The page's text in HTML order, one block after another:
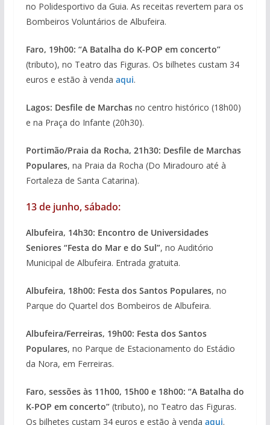
no Polidesportivo da Guia. As receitas revertem para os
Bombeiros Voluntários de Albufeira.
Faro, 19h00: “A Batalha do K-POP em concerto”
(tributo), no Teatro das Figuras. Os bilhetes custam 34
euros e estão à venda aqui.
Lagos: Desfile de Marchasno centro histórico (18h00)
e na Praça do Infante (20h30).
Portimão/Praia da Rocha, 21h30: Desfile de Marchas
Populares, na Praia da Rocha (Do Miradouro até à
Fortaleza de Santa Catarina).
13 de junho, sábado:
Albufeira, 14h30: Encontro de Universidades
Seniores “Festa do Mar e do Sul”, no Auditório
Municipal de Albufeira. Entrada gratuita.
Albufeira, 18h00: Festa dos Santos Populares, no
Parque do Quartel dos Bombeiros de Albufeira.
Albufeira/Ferreiras, 19h00: Festa dos Santos
Populares, no Parque de Estacionamento do Estádio
da Nora, em Ferreiras.
Faro, sessões às 11h00, 15h00 e 18h00: “A Batalha do
K-POP em concerto”(tributo), no Teatro das Figuras.
Os bilhetes custam 34 euros e estão à venda aqui.